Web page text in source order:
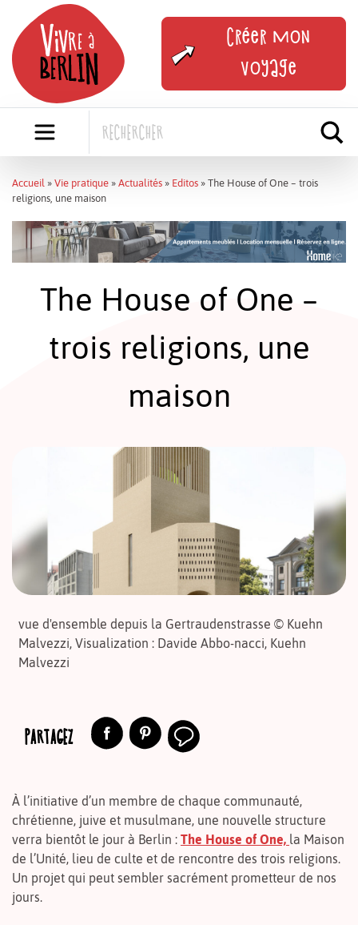
content
Créer mon
voyage
Accueil » Vie pratique » Actualités » Editos » The House of One – trois
religions, une maison
The House of One –
trois religions, une
maison
vue d'ensemble depuis la Gertraudenstrasse © Kuehn
Malvezzi, Visualization : Davide Abbo-nacci, Kuehn
Malvezzi
PARTAGEZ
À l’initiative d’un membre de chaque communauté,
chrétienne, juive et musulmane, une nouvelle structure
verra bientôt le jour à Berlin : The House of One, la Maison
de l’Unité, lieu de culte et de rencontre des trois religions.
Un projet qui peut sembler sacrément prometteur de nos
jours.